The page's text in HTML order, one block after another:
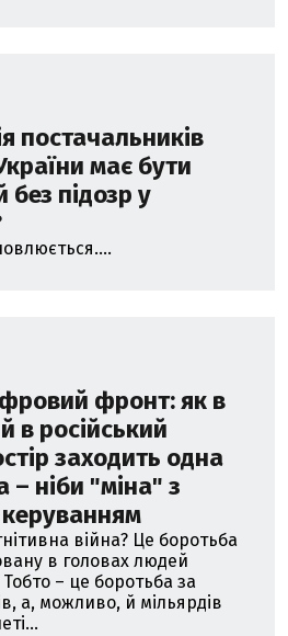
постачальників
має бути
підозр у
фронт: як в
в російський
заходить одна
– ніби "міна" з
війна? Це боротьба
в головах людей
– це боротьба за
а, можливо, й мільярдів